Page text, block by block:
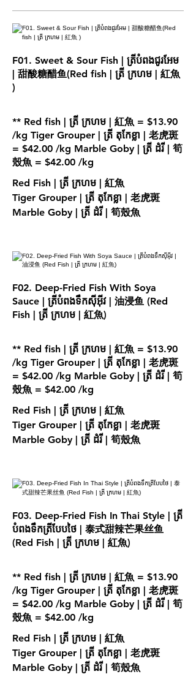
F01. Sweet & Sour Fish | ត្រីបំពងជូរអែម
| 甜酸糖醋鱼(Red fish | ត្រី ក្រហម | 紅魚
)
** Red fish | ត្រី ក្រហម | 紅魚 = $13.90
/kg Tiger Grouper | ត្រី តុកែខ្លា | 老虎斑
= $42.00 /kg Marble Goby | ត្រី ដំរី | 筍
殼魚 = $42.00 /kg
Red Fish | ត្រី ក្រហម | 紅魚
Tiger Grouper | ត្រី តុកែខ្លា | 老虎斑
Marble Goby | ត្រី ដំរី | 筍殼魚
F02. Deep-Fried Fish With Soya
Sauce | ត្រីបំពងទឹកស៊ីអុីវ | 油浸鱼 (Red
Fish | ត្រី ក្រហម | 紅魚)
** Red fish | ត្រី ក្រហម | 紅魚 = $13.90
/kg Tiger Grouper | ត្រី តុកែខ្លា | 老虎斑
= $42.00 /kg Marble Goby | ត្រី ដំរី | 筍
殼魚 = $42.00 /kg
Red Fish | ត្រី ក្រហម | 紅魚
Tiger Grouper | ត្រី តុកែខ្លា | 老虎斑
Marble Goby | ត្រី ដំរី | 筍殼魚
F03. Deep-Fried Fish In Thai Style | ត្រី
បំពងទឹកត្រីបែបថៃ | 泰式甜辣芒果丝鱼
(Red Fish | ត្រី ក្រហម | 紅魚)
** Red fish | ត្រី ក្រហម | 紅魚 = $13.90
/kg Tiger Grouper | ត្រី តុកែខ្លា | 老虎斑
= $42.00 /kg Marble Goby | ត្រី ដំរី | 筍
殼魚 = $42.00 /kg
Red Fish | ត្រី ក្រហម | 紅魚
Tiger Grouper | ត្រី តុកែខ្លា | 老虎斑
Marble Goby | ត្រី ដំរី | 筍殼魚